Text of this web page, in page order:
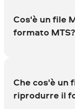
Cos'è un file
formato MTS?
Che cos'è un
riprodurre il